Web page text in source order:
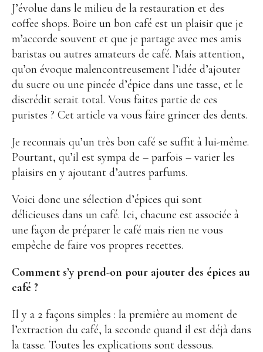
J’évolue dans le milieu de la restauration et des
coffee shops. Boire un bon café est un plaisir que je
m’accorde souvent et que je partage avec mes amis
baristas ou autres amateurs de café. Mais attention,
qu’on évoque malencontreusement l’idée d’ajouter
du sucre ou une pincée d’épice dans une tasse, et le
discrédit serait total. Vous faites partie de ces
puristes ? Cet article va vous faire grincer des dents.
Je reconnais qu’un très bon café se suffit à lui-même.
Pourtant, qu’il est sympa de – parfois – varier les
plaisirs en y ajoutant d’autres parfums.
Voici donc une sélection d’épices qui sont
délicieuses dans un café. Ici, chacune est associée à
une façon de préparer le café mais rien ne vous
empêche de faire vos propres recettes.
Comment s’y prend-on pour ajouter des épices au
café ?
Il y a 2 façons simples : la première au moment de
l’extraction du café, la seconde quand il est déjà dans
la tasse. Toutes les explications sont dessous.